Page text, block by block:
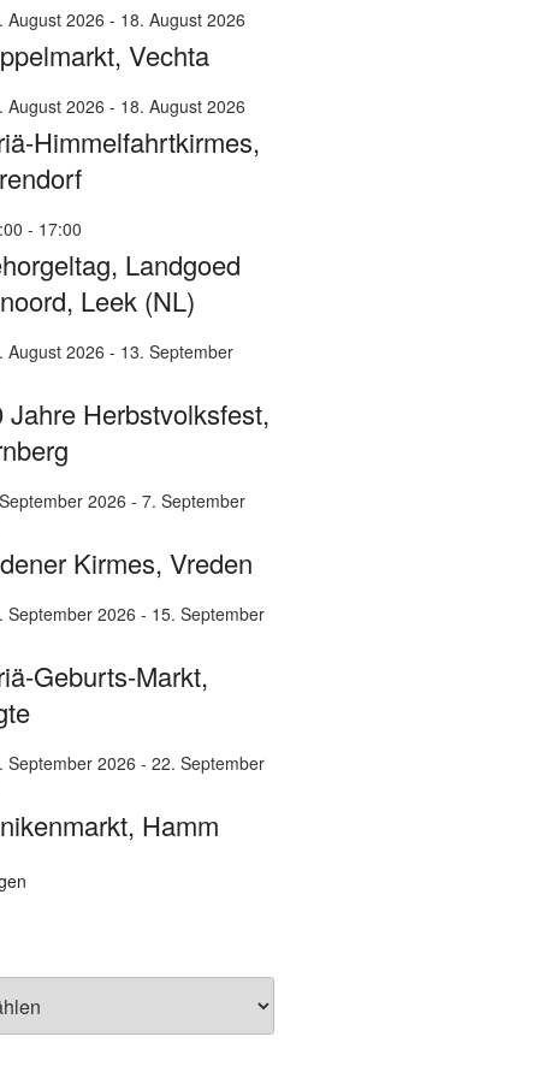
August 2026 - 18. August 2026
Vechta
August 2026 - 18. August 2026
Himmelfahrtkirmes,
- 17:00
Landgoed
Leek (NL)
August 2026 - 13. September
Jahre Herbstvolksfest,
2026 - 7. September
Kirmes, Vreden
September 2026 - 15. September
Geburts-Markt,
September 2026 - 22. September
Hamm